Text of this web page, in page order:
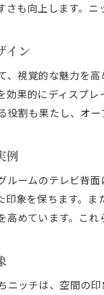
も向上します。
イン
、視覚的な魅力を
効果的にディスプ
役割も果たし、オ
例
ルームのテレビ背
印象を保ちます。
めています。こ
ニッチは、空間の